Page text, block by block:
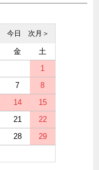
次月＞
今日
金
土
1
7
8
14
15
21
22
28
29